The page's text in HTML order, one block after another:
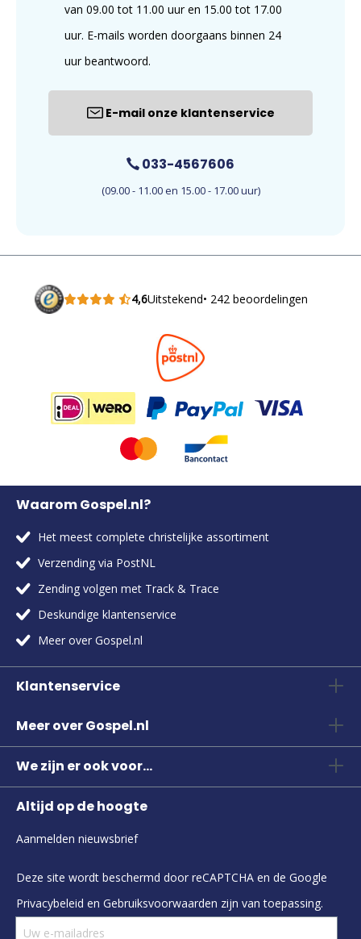
van 09.00 tot 11.00 uur en 15.00 tot 17.00
uur. E-mails worden doorgaans binnen 24
uur beantwoord.
E-mail onze klantenservice
033-4567606
(09.00 - 11.00 en 15.00 - 17.00 uur)
4,6Uitstekend• 242 beoordelingen
Waarom Gospel.nl?
Het meest complete christelijke assortiment
Verzending via PostNL
Zending volgen met Track & Trace
Deskundige klantenservice
Meer over Gospel.nl
Klantenservice
Meer over Gospel.nl
We zijn er ook voor...
Altijd op de hoogte
Aanmelden nieuwsbrief
Deze site wordt beschermd door reCAPTCHA en de Google
Privacybeleid en Gebruiksvoorwaarden zijn van toepassing.